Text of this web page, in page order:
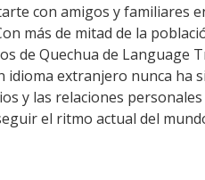
con amigos y familiares
más de mitad de la
de Quechua de
extranjero nunca
y las relaciones
el ritmo actual del